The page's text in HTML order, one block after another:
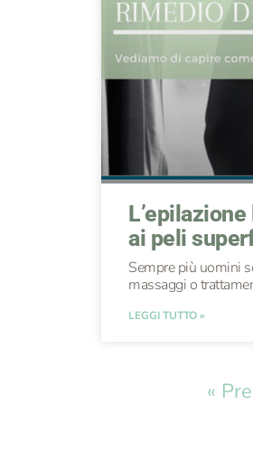
ai peli
Sempre più uomini
massaggi o
LEGGI TUTTO »
«